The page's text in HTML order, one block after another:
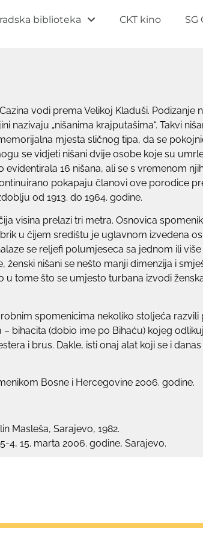
biblioteka CKT kino SG
vodi prema Velikoj Kladuši.
„nišanima krajputašima“. Takvi
mjesta sličnog tipa, da se
se vidjeti nišani dvije osobe koje su
16 nišana, ali se s vremenom
pokapaju članovi ove porodice
od 1913. do 1964. godine.
visina prelazi tri metra. Osnovica
u čijem središtu je uglavnom izvedena
se reljefi polumjeseca sa jednom ili
nišani se nešto manji dimenzija i
tome što se umjesto turbana izvodi
spomenicima nekoliko stoljeća razvili
bihacita (dobio ime po Bihaću) kojeg
i brus. Dakle, isti onaj alat koji se i
Bosne i Hercegovine 2006. godine.
Masleša, Sarajevo, 1982.
4, 15. marta 2006. godine, Sarajevo.